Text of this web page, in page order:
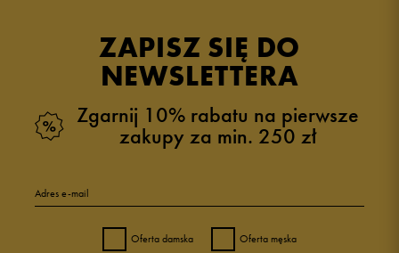
ZAPISZ SIĘ DO
NEWSLETTERA
Zgarnij 10% rabatu na pierwsze
zakupy za min. 250 zł
Adres e-mail
Oferta damska Oferta męska